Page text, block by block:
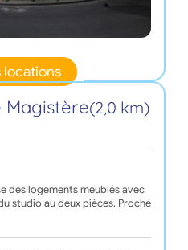
locations
Magistère(2,0 km)
des logements meublés avec
studio au deux pièces. Proche